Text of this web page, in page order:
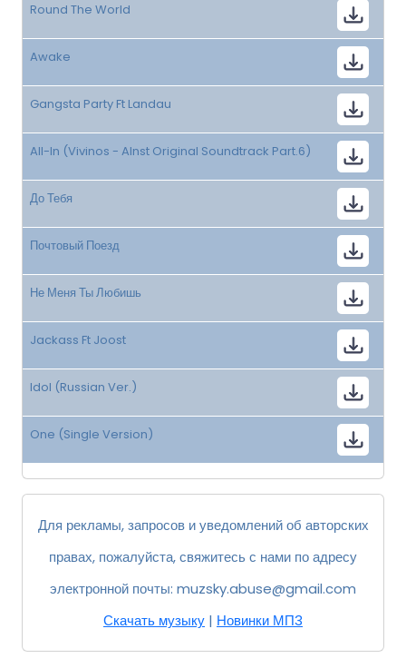
Round The World
Awake
Gangsta Party Ft Landau
All-In (Vivinos - Alnst Original Soundtrack Part.6)
До Тебя
Почтовый Поезд
Не Меня Ты Любишь
Jackass Ft Joost
Idol (Russian Ver.)
One (Single Version)
Для рекламы, запросов и уведомлений об авторских
правах, пожалуйста, свяжитесь с нами по адресу
электронной почты: muzsky.abuse@gmail.com
Скачать музыку | Новинки МП3